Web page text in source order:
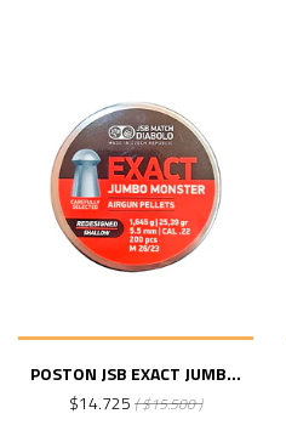
POSTON JSB EXACT JUMB...
$14.725 ( $15.500 )